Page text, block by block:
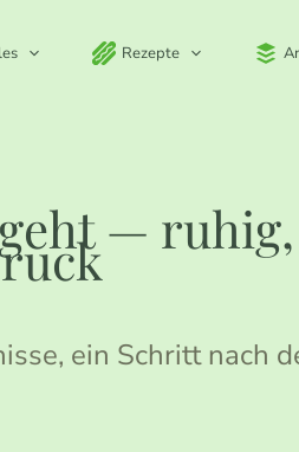
Rezepte
—
ein Schritt nach